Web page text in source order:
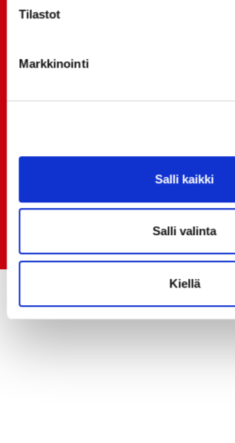
Tilastot
Markkinointi
Salli kaikki
Salli valinta
Kiellä
LIIKUNTALEIKKIKOULUUN
SPORT-ÄSSÄT JA KOKO
Rinta-Joupin Autoliike
pääyhteistyökumppanina
monikymmenvuotiselle
06.07.
Early Bird-lippupaketit nyt
Jokerit-matsi ja useat